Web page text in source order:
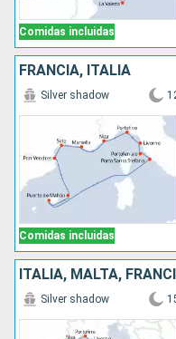
Comidas incluidas
FRANCIA, ITALIA
Comidas incluidas
Silver shadow
ITALIA, MALTA,
Silver shadow